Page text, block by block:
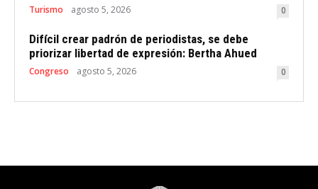
Turismo agosto 5, 2026 0
Difícil crear padrón de periodistas, se debe
priorizar libertad de expresión: Bertha Ahued
Congreso agosto 5, 2026 0